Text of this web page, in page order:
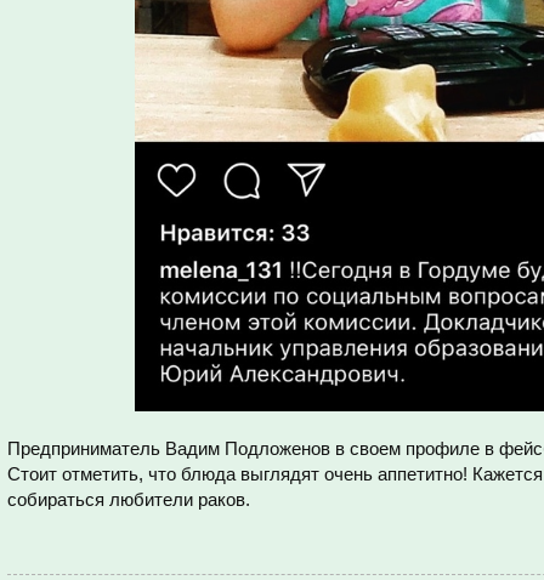
Предприниматель Вадим Подложенов в своем профиле в
Стоит отметить, что блюда выглядят очень аппетитно!
собираться любители раков.